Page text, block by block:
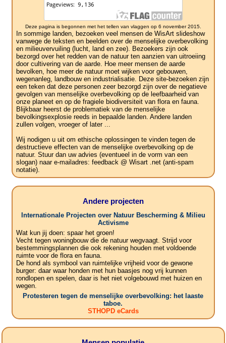
Deze pagina is begonnen met het tellen van vlaggen op 6 november 2015.
In sommige landen, bezoeken veel mensen de WisArt slideshow
vanwege de teksten en beelden over de menselijke overbevolking
en milieuvervuiling (lucht, land en zee). Bezoekers zijn ook
bezorgd over het redden van de natuur ten aanzien van uitroeiing
door cultivering van de aarde. Hoe meer mensen de aarde
bevolken, hoe meer de natuur moet wijken voor gebouwen,
wegenanleg, landbouw en industrialisatie. Deze site-bezoeken zijn
een teken dat deze personen zeer bezorgd zijn over de negatieve
gevolgen van menselijke overbevolking op de leefbaarheid van
onze planeet en op de fragiele biodiversiteit van flora en fauna.
Blijkbaar heerst de problematiek van de menselijke
bevolkingsexplosie reeds in bepaalde landen. Andere landen
zullen volgen, vroeger of later ...
Wij nodigen u uit om ethische oplossingen te vinden tegen de
destructieve effecten van de menselijke overbevolking op de
natuur. Stuur dan uw advies (eventueel in de vorm van een
slogan) naar e-mailadres: feedback @ Wisart .net (anti-spam
notatie).
Andere projecten
Internationale Projecten over Natuur Bescherming & Milieu
Activisme
Wat kun jij doen: spaar het groen!
Vecht tegen woningbouw die de natuur wegvaagt. Strijd voor
bestemmingsplannen die ook rekening houden met voldoende
ruimte voor de flora en fauna.
De hond als symbool van ruimtelijke vrijheid voor de gewone
burger: daar waar honden met hun baasjes nog vrij kunnen
rondlopen en spelen, daar is het niet volgebouwd met huizen en
wegen.
Protesteren tegen de menselijke overbevolking: het laaste
taboe.
STHOPD eCards